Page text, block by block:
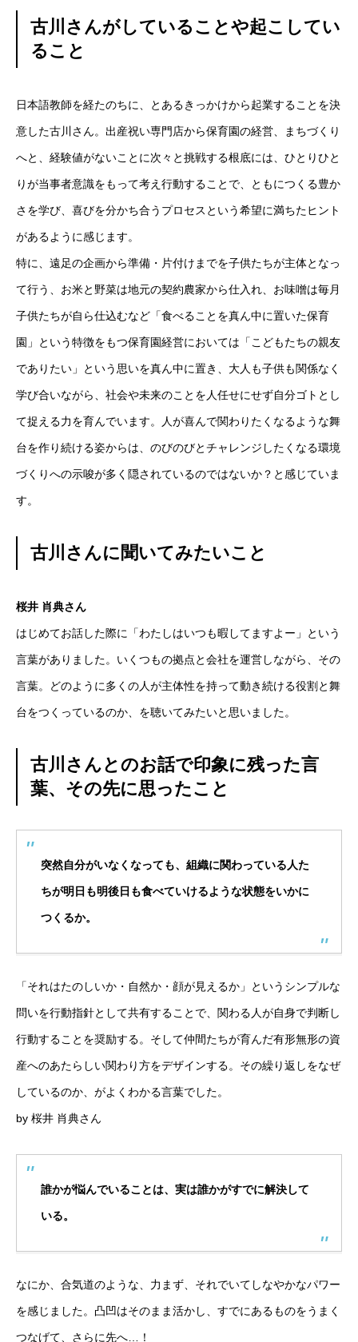
古川さんがしていることや起こしてい
ること
日本語教師を経たのちに、とあるきっかけから起業することを決
意した古川さん。出産祝い専門店から保育園の経営、まちづくり
へと、経験値がないことに次々と挑戦する根底には、ひとりひと
りが当事者意識をもって考え行動することで、ともにつくる豊か
さを学び、喜びを分かち合うプロセスという希望に満ちたヒント
があるように感じます。
特に、遠足の企画から準備・片付けまでを子供たちが主体となっ
て行う、お米と野菜は地元の契約農家から仕入れ、お味噌は毎月
子供たちが自ら仕込むなど「食べることを真ん中に置いた保育
園」という特徴をもつ保育園経営においては「こどもたちの親友
でありたい」という思いを真ん中に置き、大人も子供も関係なく
学び合いながら、社会や未来のことを人任せにせず自分ゴトとし
て捉える力を育んでいます。人が喜んで関わりたくなるような舞
台を作り続ける姿からは、のびのびとチャレンジしたくなる環境
づくりへの示唆が多く隠されているのではないか？と感じていま
す。
古川さんに聞いてみたいこと
桜井 肖典さん
はじめてお話した際に「わたしはいつも暇してますよー」という
言葉がありました。いくつもの拠点と会社を運営しながら、その
言葉。どのように多くの人が主体性を持って動き続ける役割と舞
台をつくっているのか、を聴いてみたいと思いました。
古川さんとのお話で印象に残った言
葉、その先に思ったこと
突然自分がいなくなっても、組織に関わっている人た
ちが明日も明後日も食べていけるような状態をいかに
つくるか。
「それはたのしいか・自然か・顔が見えるか」というシンプルな
問いを行動指針として共有することで、関わる人が自身で判断し
行動することを奨励する。そして仲間たちが育んだ有形無形の資
産へのあたらしい関わり方をデザインする。その繰り返しをなぜ
しているのか、がよくわかる言葉でした。
by 桜井 肖典さん
誰かが悩んでいることは、実は誰かがすでに解決して
いる。
なにか、合気道のような、力まず、それでいてしなやかなパワー
を感じました。凸凹はそのまま活かし、すでにあるものをうまく
つなげて、さらに先へ…！